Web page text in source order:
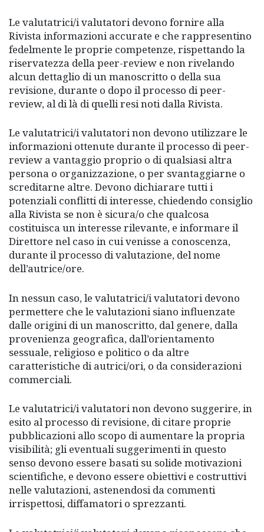
Le valutatrici/i valutatori devono fornire alla
Rivista informazioni accurate e che rappresentino
fedelmente le proprie competenze, rispettando la
riservatezza della peer-review e non rivelando
alcun dettaglio di un manoscritto o della sua
revisione, durante o dopo il processo di peer-
review, al di là di quelli resi noti dalla Rivista.
Le valutatrici/i valutatori non devono utilizzare le
informazioni ottenute durante il processo di peer-
review a vantaggio proprio o di qualsiasi altra
persona o organizzazione, o per svantaggiarne o
screditarne altre. Devono dichiarare tutti i
potenziali conflitti di interesse, chiedendo consiglio
alla Rivista se non è sicura/o che qualcosa
costituisca un interesse rilevante, e informare il
Direttore nel caso in cui venisse a conoscenza,
durante il processo di valutazione, del nome
dell’autrice/ore.
In nessun caso, le valutatrici/i valutatori devono
permettere che le valutazioni siano influenzate
dalle origini di un manoscritto, dal genere, dalla
provenienza geografica, dall’orientamento
sessuale, religioso e politico o da altre
caratteristiche di autrici/ori, o da considerazioni
commerciali.
Le valutatrici/i valutatori non devono suggerire, in
esito al processo di revisione, di citare proprie
pubblicazioni allo scopo di aumentare la propria
visibilità; gli eventuali suggerimenti in questo
senso devono essere basati su solide motivazioni
scientifiche, e devono essere obiettivi e costruttivi
nelle valutazioni, astenendosi da commenti
irrispettosi, diffamatori o sprezzanti.